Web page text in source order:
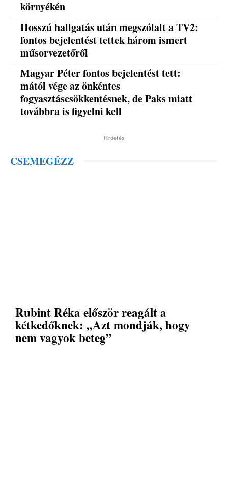
környékén
Hosszú hallgatás után megszólalt a TV2:
fontos bejelentést tettek három ismert
műsorvezetőről
Magyar Péter fontos bejelentést tett:
mától vége az önkéntes
fogyasztáscsökkentésnek, de Paks miatt
továbbra is figyelni kell
Hirdetés
CSEMEGÉZZ
Rubint Réka először reagált a
kétkedőknek: „Azt mondják, hogy
nem vagyok beteg”